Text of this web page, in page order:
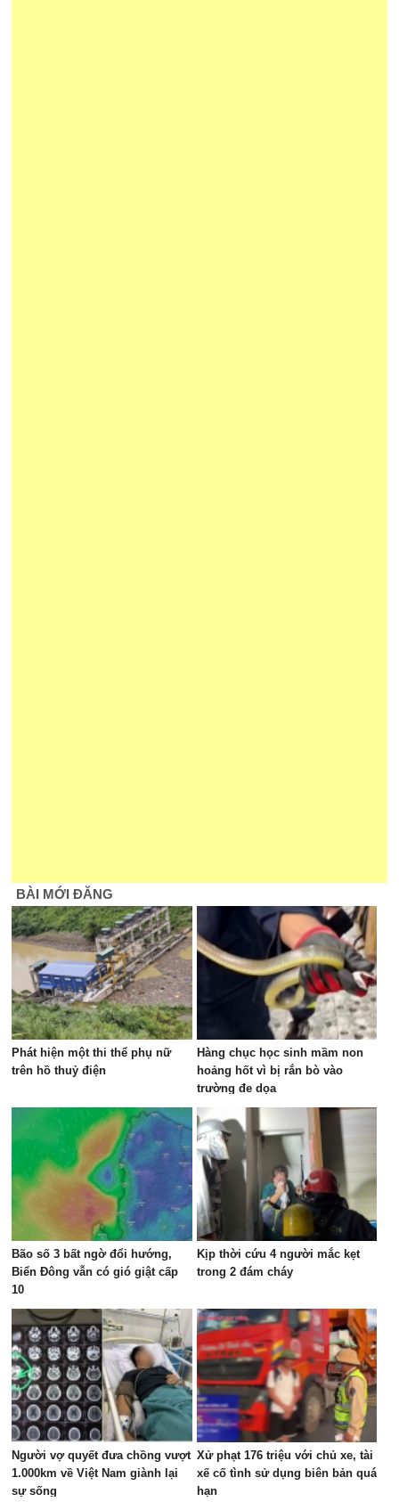
BÀI MỚI ĐĂNG
Phát hiện một thi thể phụ nữ
trên hồ thuỷ điện
Hàng chục học sinh mầm non
hoảng hốt vì bị rắn bò vào
trường đe dọa
Bão số 3 bất ngờ đổi hướng,
Biển Đông vẫn có gió giật cấp
10
Kịp thời cứu 4 người mắc kẹt
trong 2 đám cháy
Người vợ quyết đưa chồng vượt
1.000km về Việt Nam giành lại
sự sống
Xử phạt 176 triệu với chủ xe, tài
xế cố tình sử dụng biên bản quá
hạn